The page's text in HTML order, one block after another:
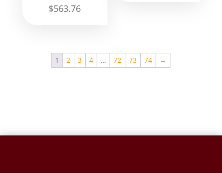
$563.76
1 2 3 4 … 72 73 74 →